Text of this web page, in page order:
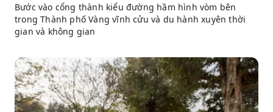
Bước vào cổng thành kiểu đường hầm hình vòm bên
trong Thành phố Vàng vĩnh cửu và du hành xuyên thời
gian và không gian